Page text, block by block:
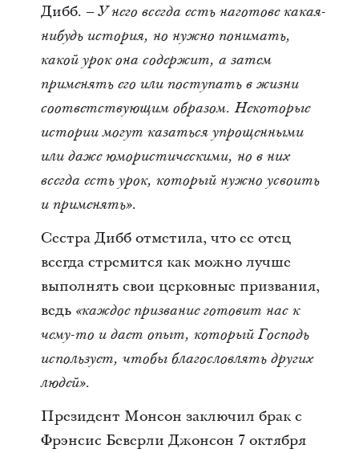
Дибб. –У него всегда есть наготове какая-
нибудь история, но нужно понимать,
какой урок она содержит, а затем
применять его или поступать в жизни
соответствующим образом. Некоторые
истории могут казаться упрощенными
или даже юмористическими, но в них
всегда есть урок, который нужно усвоить
и применять».
Сестра Дибб отметила, что ее отец
всегда стремится как можно лучше
выполнять свои церковные призвания,
ведь «каждое призвание готовит нас к
чему-то и дает опыт, который Господь
использует, чтобы благословлять других
людей».
Президент Монсон заключил брак с
Фрэнсис Беверли Джонсон 7 октября